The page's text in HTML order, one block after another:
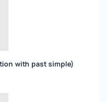
with past simple)